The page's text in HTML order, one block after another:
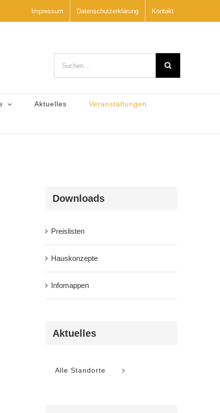
Impressum Datenschutzerklärung Kontakt
nach:
Aktuelles Veranstaltungen
Downloads
Preislisten
Hauskonzepte
Infomappen
Aktuelles
Alle Standorte